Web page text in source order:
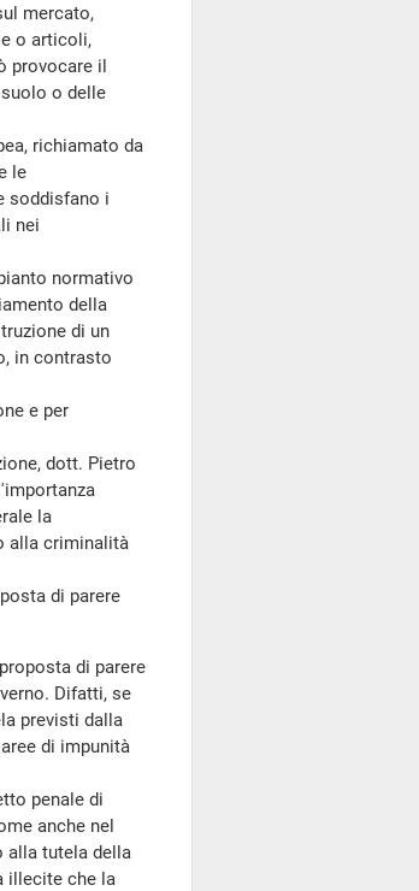
mercato,
o articoli,
provocare il
o delle
richiamato da
le
soddisfano i
nei
normativo
della
di un
in contrasto
e per
dott. Pietro
la
alla criminalità
di parere
di parere
Difatti, se
previsti dalla
di impunità
penale di
anche nel
alla tutela della
illecite che la